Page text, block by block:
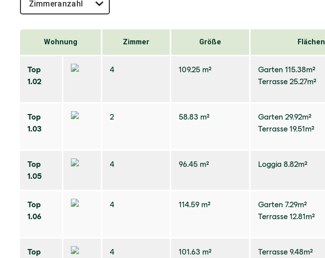
Wohnung Zimmer Größe Flächen
Top
1.02
4 109.25 m²
Garten 115.38m²
Terrasse 25.27m²
Top
1.03
2 58.83 m²
Garten 29.92m²
Terrasse 19.51m²
Top
1.05
4 96.45 m² Loggia 8.82m²
Top
1.06
4 114.59 m²
Garten 7.29m²
Terrasse 12.81m²
Top
4 101.63 m² Terrasse 9.48m²